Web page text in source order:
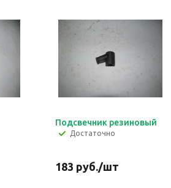
Подсвечник резиновый
Достаточно
183 руб./шт